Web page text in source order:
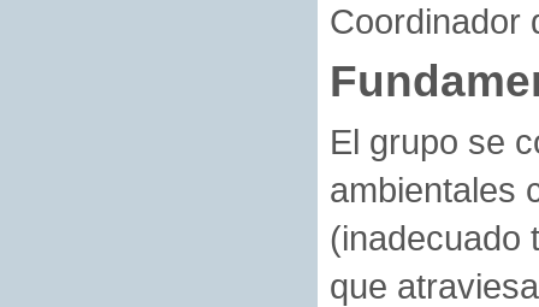
Coordinador
El grupo se
ambientales
(inadecuado
que